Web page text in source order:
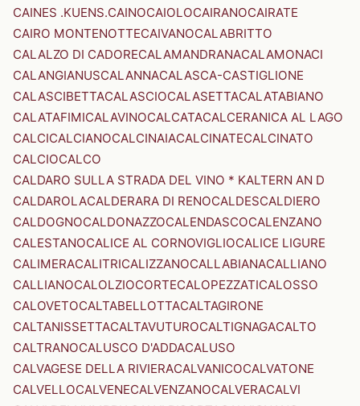
CAINES .KUENS.CAINOCAIOLOCAIRANOCAIRATE
CAIRO MONTENOTTECAIVANOCALABRITTO
CALALZO DI CADORECALAMANDRANACALAMONACI
CALANGIANUSCALANNACALASCA-CASTIGLIONE
CALASCIBETTACALASCIOCALASETTACALATABIANO
CALATAFIMICALAVINOCALCATACALCERANICA AL LAGO
CALCICALCIANOCALCINAIACALCINATECALCINATO
CALCIOCALCO
CALDARO SULLA STRADA DEL VINO * KALTERN AN D
CALDAROLACALDERARA DI RENOCALDESCALDIERO
CALDOGNOCALDONAZZOCALENDASCOCALENZANO
CALESTANOCALICE AL CORNOVIGLIOCALICE LIGURE
CALIMERACALITRICALIZZANOCALLABIANACALLIANO
CALLIANOCALOLZIOCORTECALOPEZZATICALOSSO
CALOVETOCALTABELLOTTACALTAGIRONE
CALTANISSETTACALTAVUTUROCALTIGNAGACALTO
CALTRANOCALUSCO D'ADDACALUSO
CALVAGESE DELLA RIVIERACALVANICOCALVATONE
CALVELLOCALVENECALVENZANOCALVERACALVI